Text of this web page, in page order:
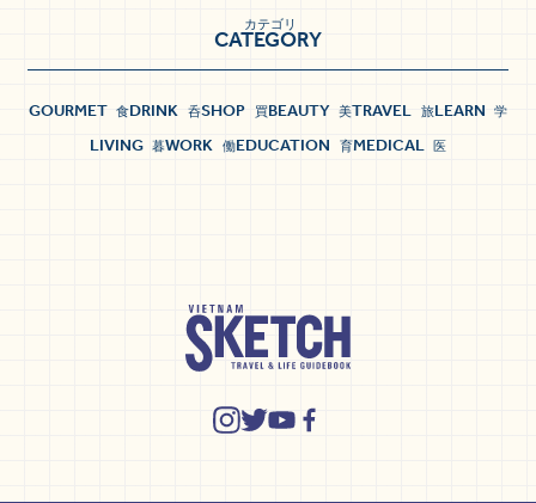
CATEGORY
カテゴリ
GOURMET 食DRINK 呑SHOP 買BEAUTY 美TRAVEL 旅LEARN 学
LIVING 暮WORK 働EDUCATION 育MEDICAL 医